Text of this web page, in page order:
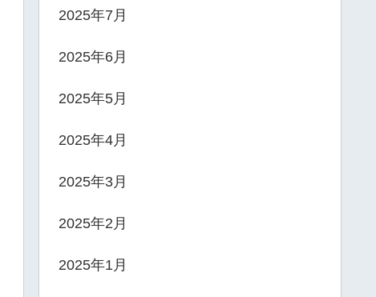
2025年7月
2025年6月
2025年5月
2025年4月
2025年3月
2025年2月
2025年1月